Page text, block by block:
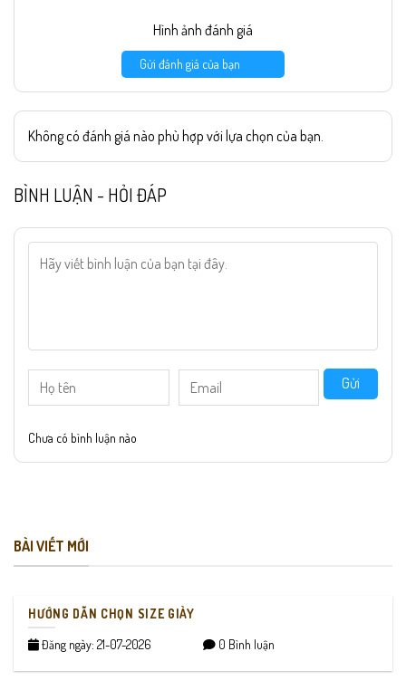
Hình ảnh đánh giá
Gửi đánh giá của bạn
Không có đánh giá nào phù hợp với lựa chọn của bạn.
BÌNH LUẬN - HỎI ĐÁP
Gửi
Chưa có bình luận nào
BÀI VIẾT MỚI
HƯỚNG DẪN CHỌN SIZE GIÀY
Đăng ngày: 21-07-2026 0 Bình luận